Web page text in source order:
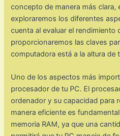
concepto de manera más clara,
exploraremos los diferentes
cuenta al evaluar el rendimiento
proporcionaremos las claves
computadora está a la altura de
Uno de los aspectos más
procesador de tu PC. El
ordenador y su capacidad para
manera eficiente es
memoria RAM, ya que una